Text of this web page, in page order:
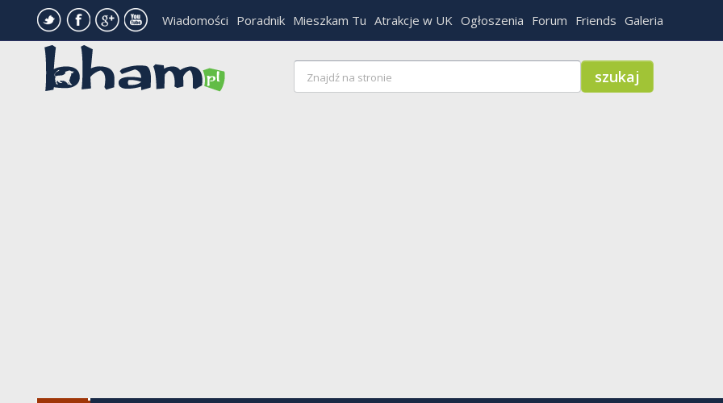
Wiadomości Poradnik Mieszkam Tu Atrakcje w UK Ogłoszenia Forum Friends Galeria